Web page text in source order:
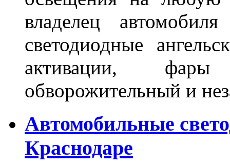
владелец
светодиодные
активации, фары
обворожительный и
Автомобильные
Краснодаре